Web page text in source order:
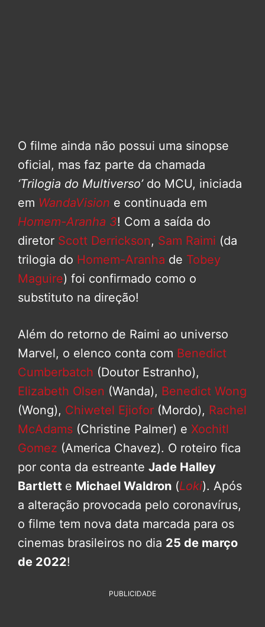
O filme ainda não possui uma sinopse
oficial, mas faz parte da chamada
‘Trilogia do Multiverso’do MCU, iniciada
em WandaVision e continuada em
Homem-Aranha 3! Com a saída do
diretor Scott Derrickson, Sam Raimi (da
trilogia do Homem-Aranha de Tobey
Maguire) foi confirmado como o
substituto na direção!
Além do retorno de Raimi ao universo
Marvel, o elenco conta com Benedict
Cumberbatch (Doutor Estranho),
Elizabeth Olsen (Wanda), Benedict Wong
(Wong), Chiwetel Ejiofor (Mordo), Rachel
McAdams (Christine Palmer) e Xochitl
Gomez (America Chavez). O roteiro fica
por conta da estreante Jade Halley
Bartlett e Michael Waldron (Loki). Após
a alteração provocada pelo coronavírus,
o filme tem nova data marcada para os
cinemas brasileiros no dia 25 de março
de 2022!
PUBLICIDADE